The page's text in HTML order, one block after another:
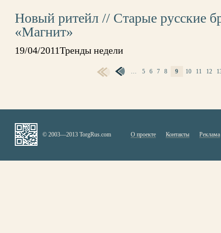
Новый ритейл // Старые русские
«Магнит»
19/04/2011Тренды недели
… 5 6 7 8 9 10 11 12
© 2003—2013 TorgRus.com О проекте Контакты Реклама